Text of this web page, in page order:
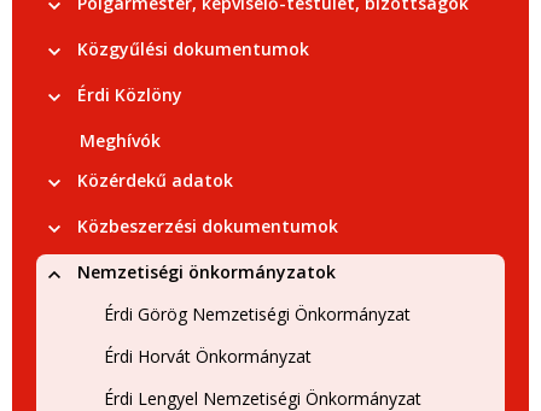
Közgyűlési dokumentumok
Érdi Közlöny
Meghívók
Közérdekű adatok
Közbeszerzési dokumentumok
Nemzetiségi önkormányzatok
Érdi Görög Nemzetiségi Önkormányzat
Érdi Horvát Önkormányzat
Érdi Lengyel Nemzetiségi Önkormányzat